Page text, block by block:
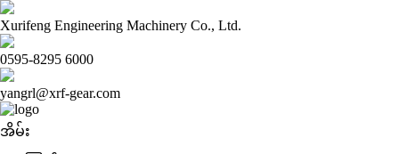
Xurifeng Engineering Machinery Co., Ltd.
0595-8295 6000
yangrl@xrf-gear.com
အိမ်း